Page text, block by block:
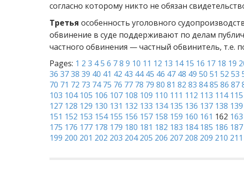
согласно которому никто не обязан
Третья особенность уголовного
обвинение в суде поддерживают по делам
частного обвинения — частный обвинитель, т.е.
Pages: 1 2 3 45 6 78 9 10 11 12 13 14 15 16 17 18 19
36 3738 39 40 41 42 43 44 45 46 47 48 49 50 51 52 53
70 71 72 73 74 75 76 77 78 79 80 81 82 83 8485 86 87
103 104 105 106 107 108 109 110 111 112 113 114 115
127 128 129 130 131 132 133 134 135 136 137 138 139
151 152 153 154 155 156 157 158 159 160 161 162 163
175 176 177 178 179 180 181 182 183 184 185 186 187
199 200 201 202 203 204 205 206 207 208 209 210 211